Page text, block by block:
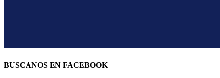
BUSCANOS EN FACEBOOK